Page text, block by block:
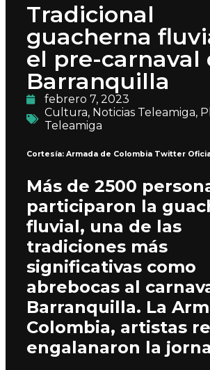
Tradicional
guacherna
el pre-carnaval
Barranquilla
febrero 7, 2023
Cultura, Noticias Teleamiga,
Teleamiga
Cortesía: Armada de Colombia Twitter
Más de 2500
participaron la
fluvial, una de las
tradiciones más
significativas como
abrebocas al
Barranquilla. La
Colombia, artistas
engalanaron la